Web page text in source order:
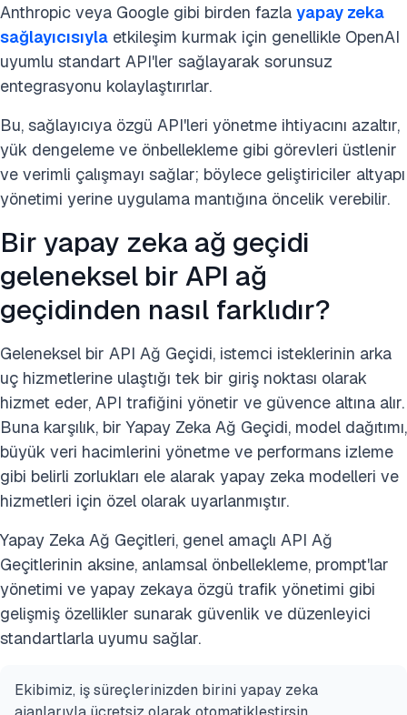
Anthropic veya Google gibi birden fazla yapay zeka
sağlayıcısıyla etkileşim kurmak için genellikle OpenAI
uyumlu standart API'ler sağlayarak sorunsuz
entegrasyonu kolaylaştırırlar.
Bu, sağlayıcıya özgü API'leri yönetme ihtiyacını azaltır,
yük dengeleme ve önbellekleme gibi görevleri üstlenir
ve verimli çalışmayı sağlar; böylece geliştiriciler altyapı
yönetimi yerine uygulama mantığına öncelik verebilir.
Bir yapay zeka ağ geçidi
geleneksel bir API ağ
geçidinden nasıl farklıdır?
Geleneksel bir API Ağ Geçidi, istemci isteklerinin arka
uç hizmetlerine ulaştığı tek bir giriş noktası olarak
hizmet eder, API trafiğini yönetir ve güvence altına alır.
Buna karşılık, bir Yapay Zeka Ağ Geçidi, model dağıtımı,
büyük veri hacimlerini yönetme ve performans izleme
gibi belirli zorlukları ele alarak yapay zeka modelleri ve
hizmetleri için özel olarak uyarlanmıştır.
Yapay Zeka Ağ Geçitleri, genel amaçlı API Ağ
Geçitlerinin aksine, anlamsal önbellekleme, prompt'lar
yönetimi ve yapay zekaya özgü trafik yönetimi gibi
gelişmiş özellikler sunarak güvenlik ve düzenleyici
standartlarla uyumu sağlar.
Ekibimiz, iş süreçlerinizden birini yapay zeka